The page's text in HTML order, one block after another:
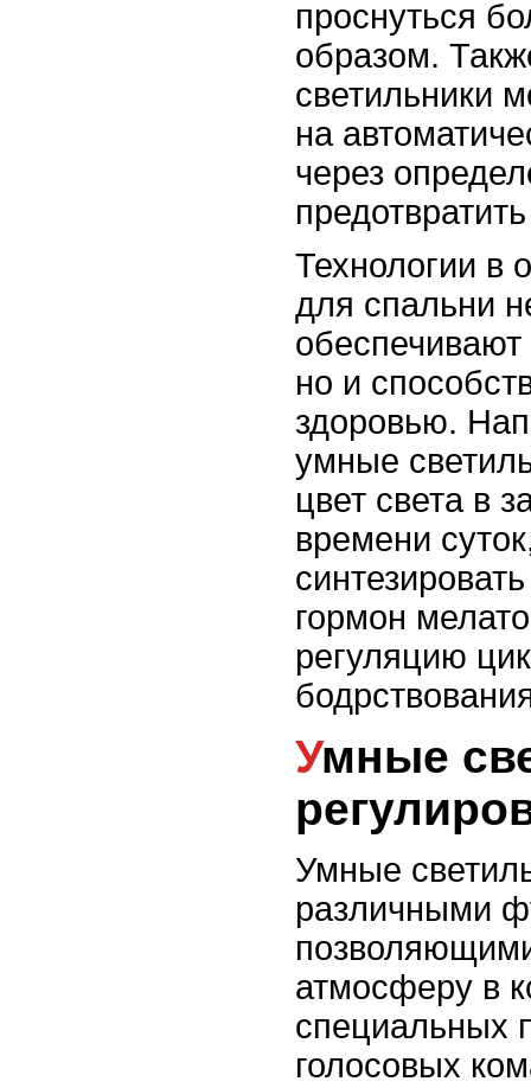
проснуться
образом.
светильники
на
через
Технологии в
для спальни
но и
здоровью.
умные
цвет света в
времени
гормон
регуляцию
Умные светильники и
Умные
различными
атмосферу в
специальных
голосовых